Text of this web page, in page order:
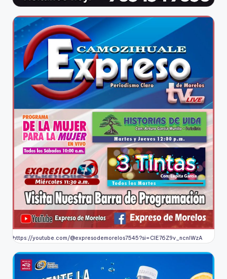
https://youtube.com/@expresodemorelos7545?si=CIE76Z9v_ncnlWzA